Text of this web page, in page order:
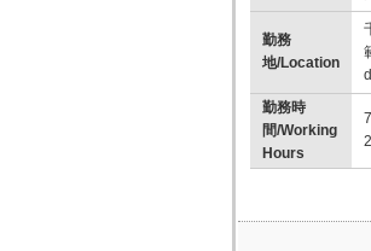
勤務
地/Location
勤務時
間/Working
Hours